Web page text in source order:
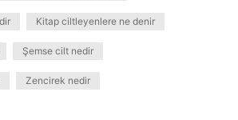
Kitap ciltleyenlere ne denir
Şemse cilt nedir
Zencirek nedir